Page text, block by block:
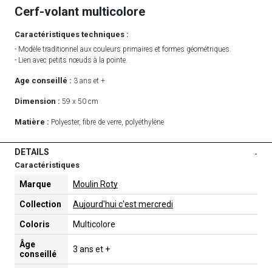
Cerf-volant multicolore
Caractéristiques techniques :
- Modèle traditionnel aux couleurs primaires et formes géométriques.
- Lien avec petits nœuds à la pointe.
Age conseillé : 3 ans et +
Dimension : 59 x 50 cm
Matière : Polyester, fibre de verre, polyéthylène
DETAILS -
Caractéristiques
Marque Moulin Roty
Collection Aujourd'hui c'est mercredi
Coloris Multicolore
Âge
conseillé
3 ans et +